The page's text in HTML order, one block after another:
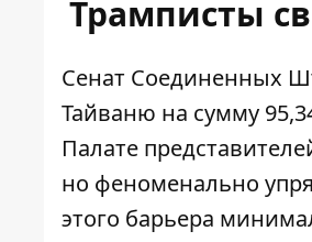
Трамписты
Сенат Соединенных
Тайваню на сумму
Палате
но феноменально
этого барьера